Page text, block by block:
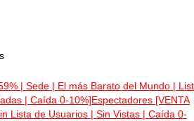
| Sede | El más Barato del Mundo |
| Caída 0-10%]Espectadores [VENTA
Lista de Usuarios | Sin Vistas | Caída 0-